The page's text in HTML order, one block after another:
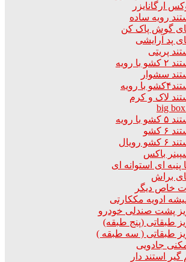
ارگانایزر
رویه ساده
گوش پاک کن
پد آرایشی
پریتی
۲ کشو با رویه
سشوار
با رویه
لاک و کرم
big
۵ کشو با رویه
۶ کشو
۶ کشو رویال
باکس
پنبه ای استوانه ای
براش
خاص دیگر
ادویه مککارتی
پشت صندلی خودرو
طبقاتی (پنج طبقه)
طبقاتی ( سه طبقه )
جادویی
گیر استند دار